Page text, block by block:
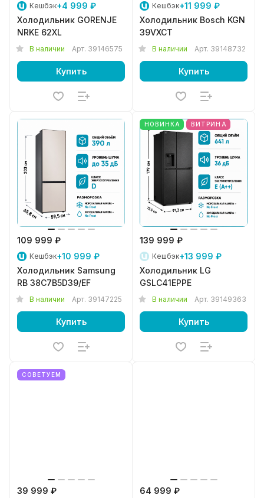
Кешбэк+4 999 ₽
Холодильник GORENJE
NRKE 62XL
В наличии Арт. 39146575
Купить
Кешбэк+11 999 ₽
Холодильник Bosch KGN
39VXCT
В наличии Арт. 39148732
Купить
109 999 ₽
Кешбэк+10 999 ₽
Холодильник Samsung
RB 38C7B5D39/EF
В наличии Арт. 39147225
Купить
НОВИНКА ВИТРИНА
139 999 ₽
Кешбэк+13 999 ₽
Холодильник LG
GSLC41EPPE
В наличии Арт. 39149363
Купить
СОВЕТУЕМ
39 999 ₽ 64 999 ₽